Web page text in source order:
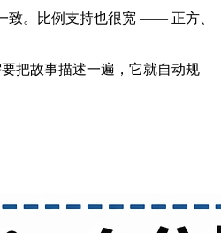
致。比例支持也很宽 —— 正方、
把故事描述一遍，它就自动规